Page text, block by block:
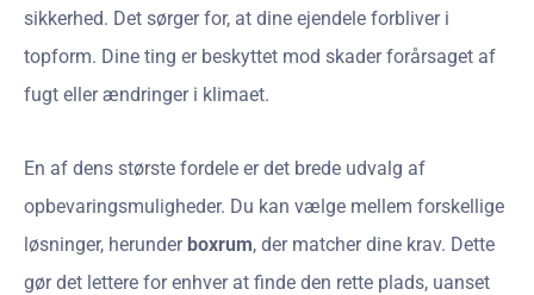
sikkerhed. Det sørger for, at dine ejendele forbliver i
topform. Dine ting er beskyttet mod skader forårsaget af
fugt eller ændringer i klimaet.
En af dens største fordele er det brede udvalg af
opbevaringsmuligheder. Du kan vælge mellem forskellige
løsninger, herunder boxrum, der matcher dine krav. Dette
gør det lettere for enhver at finde den rette plads, uanset